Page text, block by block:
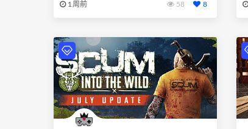
1周前 58 8